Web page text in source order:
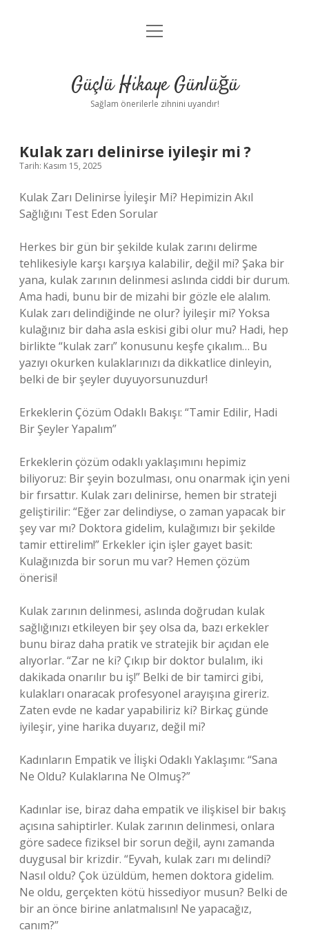
Anasayfa
Yasal Uyarı
menüyü
Güçlü Hikaye Günlüğü
Sağlam önerilerle zihnini uyandır!
Kulak zarı delinirse iyileşir mi ?
Tarih: Kasım 15, 2025
Kulak Zarı Delinirse İyileşir Mi? Hepimizin Akıl
Sağlığını Test Eden Sorular
Herkes bir gün bir şekilde kulak zarını delirme
tehlikesiyle karşı karşıya kalabilir, değil mi? Şaka bir
yana, kulak zarının delinmesi aslında ciddi bir durum.
Ama hadi, bunu bir de mizahi bir gözle ele alalım.
Kulak zarı delindiğinde ne olur? İyileşir mi? Yoksa
kulağınız bir daha asla eskisi gibi olur mu? Hadi, hep
birlikte “kulak zarı” konusunu keşfe çıkalım… Bu
yazıyı okurken kulaklarınızı da dikkatlice dinleyin,
belki de bir şeyler duyuyorsunuzdur!
Erkeklerin Çözüm Odaklı Bakışı: “Tamir Edilir, Hadi
Bir Şeyler Yapalım”
Erkeklerin çözüm odaklı yaklaşımını hepimiz
biliyoruz: Bir şeyin bozulması, onu onarmak için yeni
bir fırsattır. Kulak zarı delinirse, hemen bir strateji
geliştirilir: “Eğer zar delindiyse, o zaman yapacak bir
şey var mı? Doktora gidelim, kulağımızı bir şekilde
tamir ettirelim!” Erkekler için işler gayet basit:
Kulağınızda bir sorun mu var? Hemen çözüm
önerisi!
Kulak zarının delinmesi, aslında doğrudan kulak
sağlığınızı etkileyen bir şey olsa da, bazı erkekler
bunu biraz daha pratik ve stratejik bir açıdan ele
alıyorlar. “Zar ne ki? Çıkıp bir doktor bulalım, iki
dakikada onarılır bu iş!” Belki de bir tamirci gibi,
kulakları onaracak profesyonel arayışına gireriz.
Zaten evde ne kadar yapabiliriz ki? Birkaç günde
iyileşir, yine harika duyarız, değil mi?
Kadınların Empatik ve İlişki Odaklı Yaklaşımı: “Sana
Ne Oldu? Kulaklarına Ne Olmuş?”
Kadınlar ise, biraz daha empatik ve ilişkisel bir bakış
açısına sahiptirler. Kulak zarının delinmesi, onlara
göre sadece fiziksel bir sorun değil, aynı zamanda
duygusal bir krizdir. “Eyvah, kulak zarı mı delindi?
Nasıl oldu? Çok üzüldüm, hemen doktora gidelim.
Ne oldu, gerçekten kötü hissediyor musun? Belki de
bir an önce birine anlatmalısın! Ne yapacağız,
canım?”